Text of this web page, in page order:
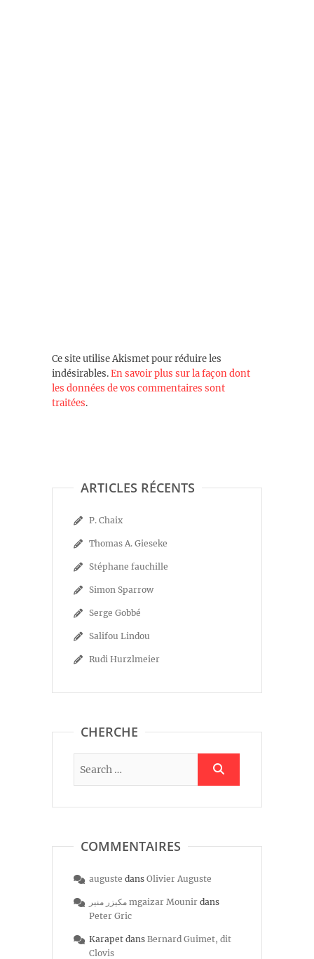
Ce site utilise Akismet pour réduire les
indésirables.En savoir plus sur la façon dont
les données de vos commentaires sont
traitées.
ARTICLES RÉCENTS
P. Chaix
Thomas A. Gieseke
Stéphane fauchille
Simon Sparrow
Serge Gobbé
Salifou Lindou
Rudi Hurzlmeier
CHERCHE
COMMENTAIRES
auguste dans Olivier Auguste
مكيزر منير mgaizar Mounir dans
Peter Gric
Karapet dans Bernard Guimet, dit
Clovis